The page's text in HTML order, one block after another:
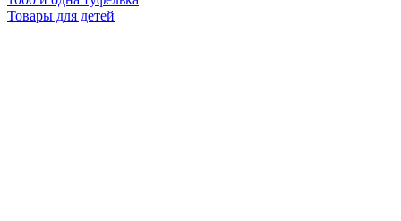
Товары для детей